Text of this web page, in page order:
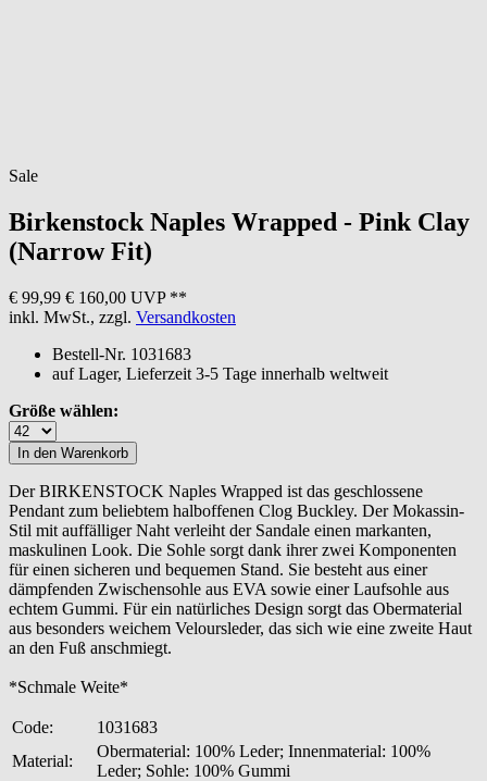
Sale
Birkenstock Naples Wrapped - Pink Clay
(Narrow Fit)
€ 99,99 € 160,00 UVP **
inkl. MwSt., zzgl. Versandkosten
Bestell-Nr. 1031683
auf Lager, Lieferzeit 3-5 Tage innerhalb weltweit
Größe wählen:
Der BIRKENSTOCK Naples Wrapped ist das geschlossene
Pendant zum beliebtem halboffenen Clog Buckley. Der Mokassin-
Stil mit auffälliger Naht verleiht der Sandale einen markanten,
maskulinen Look. Die Sohle sorgt dank ihrer zwei Komponenten
für einen sicheren und bequemen Stand. Sie besteht aus einer
dämpfenden Zwischensohle aus EVA sowie einer Laufsohle aus
echtem Gummi. Für ein natürliches Design sorgt das Obermaterial
aus besonders weichem Veloursleder, das sich wie eine zweite Haut
an den Fuß anschmiegt.
*Schmale Weite*
Code:
1031683
Material:
Obermaterial: 100% Leder; Innenmaterial: 100%
Leder; Sohle: 100% Gummi